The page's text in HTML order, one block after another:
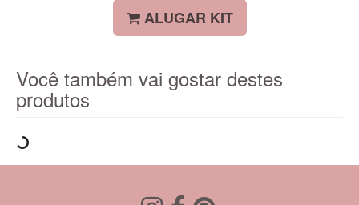
ALUGAR KIT
Você também vai gostar destes
produtos